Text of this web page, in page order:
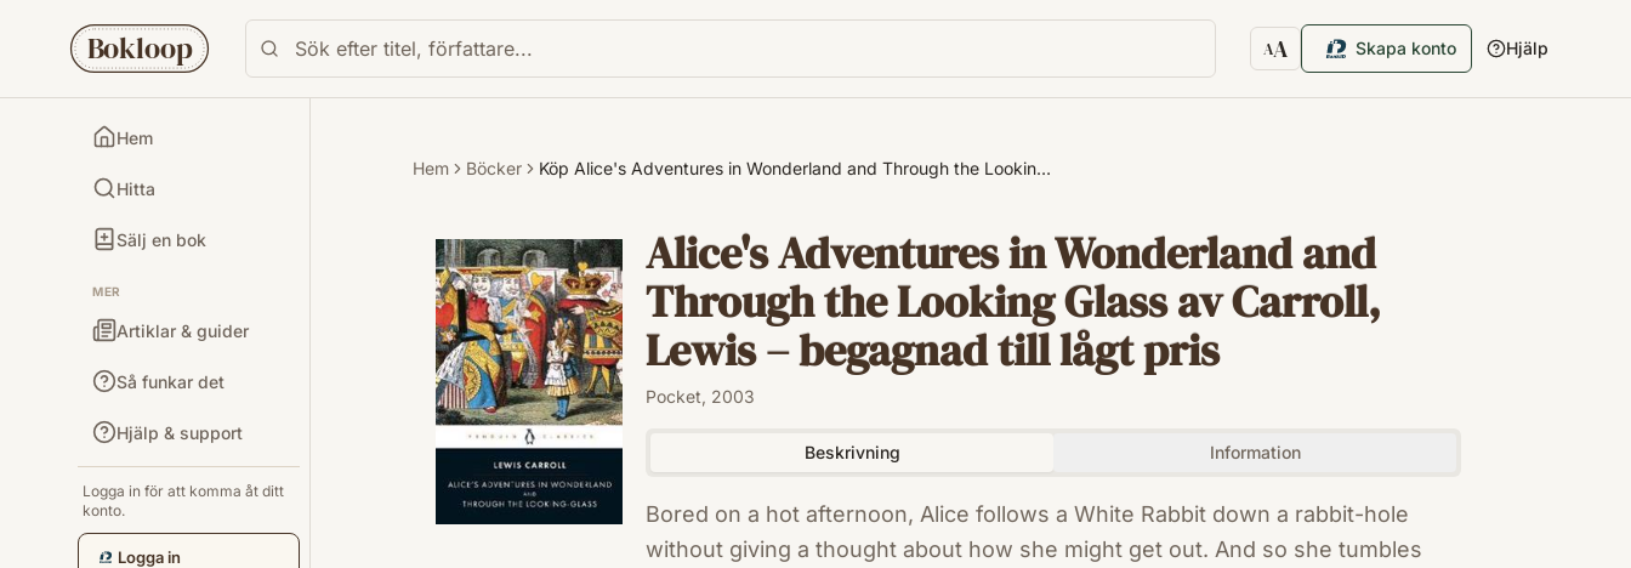
Bokloop AA
Textstorlek
Skapa konto Hjälp
Hem
Hitta
Sälj en bok
MER
Artiklar & guider
Så funkar det
Hjälp & support
Logga in för att komma åt ditt
konto.
Logga in
Hem Böcker Köp Alice's Adventures in Wonderland and Through the Lookin…
Alice's Adventures in Wonderland and
Through the Looking Glass av Carroll,
Lewis – begagnad till lågt pris
Pocket, 2003
Beskrivning Information
Bored on a hot afternoon, Alice follows a White Rabbit down a rabbit-hole
without giving a thought about how she might get out. And so she tumbles